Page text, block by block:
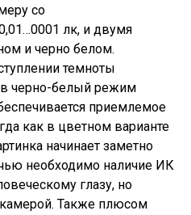
со
лк, и двумя
и черно белом.
темноты
в черно-белый режим
приемлемое
как в цветном варианте
начинает заметно
необходимо наличие ИК
глазу, но
Также плюсом